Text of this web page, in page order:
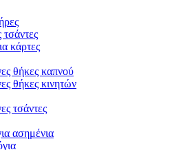
τσάντες
κάρτες
θήκες καπνού
θήκες κινητών
τσάντες
ασημένια